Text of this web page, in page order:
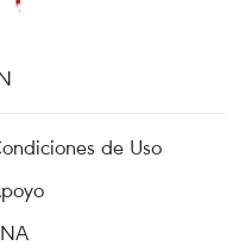
de Uso